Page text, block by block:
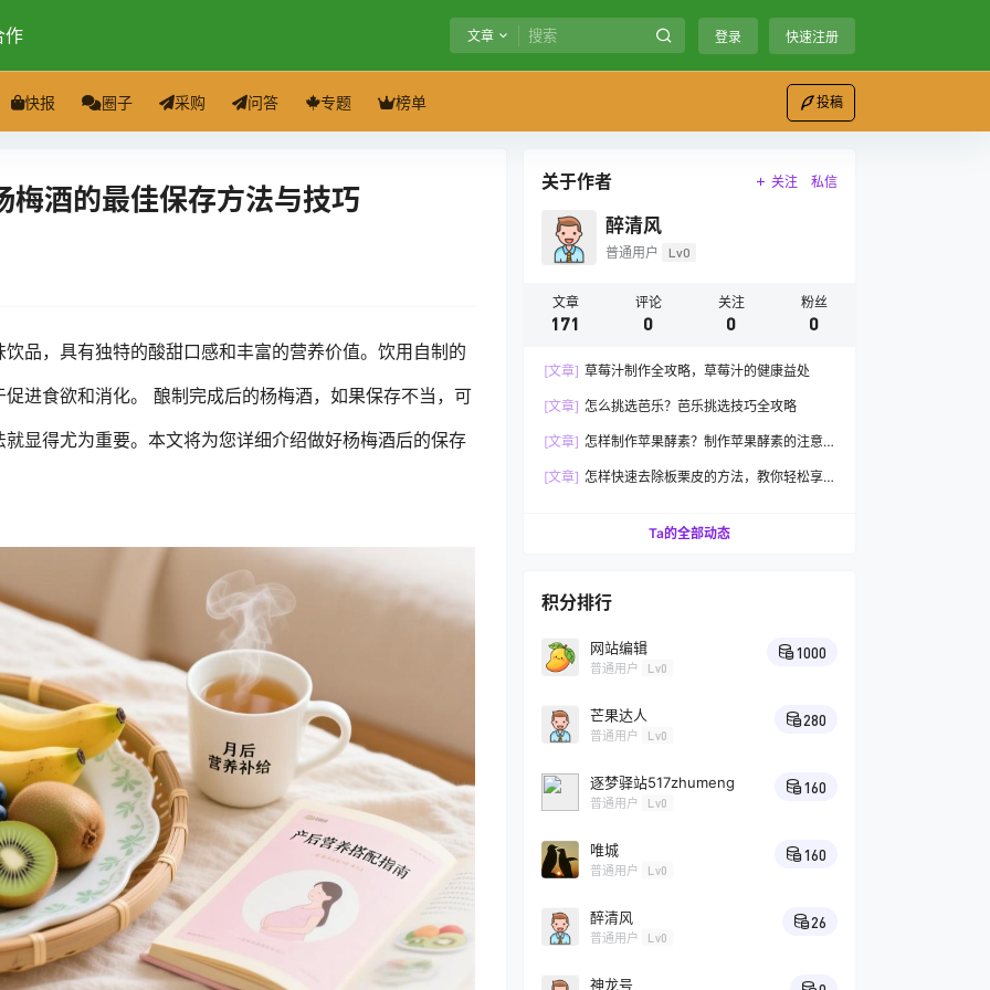
作 文章 登录 快速注册
快报 圈子 采购 问答 专题 榜单 投稿
梅酒的最佳保存方法与技巧
品，具有独特的酸甜口感和丰富的营养价值。饮用自制的
进食欲和消化。 酿制完成后的杨梅酒，如果保存不当，可
显得尤为重要。本文将为您详细介绍做好杨梅酒后的保存
关于作者 关注 私信
醉清风
普通用户 Lv0
文章
171
评论
0
关注
0
粉丝
0
[文章] 草莓汁制作全攻略，草莓汁的健康益处
[文章] 怎么挑选芭乐？芭乐挑选技巧全攻略
[文章] 怎样制作苹果酵素？制作苹果酵素的注意
[文章] 怎样快速去除板栗皮的方法，教你轻松享
Ta的全部动态
积分排行
网站编辑
普通用户 Lv0
1000
芒果达人
普通用户 Lv0
280
逐梦驿站517zhumeng
普通用户 Lv0
160
唯城
普通用户 Lv0
160
醉清风
普通用户 Lv0
26
神龙号